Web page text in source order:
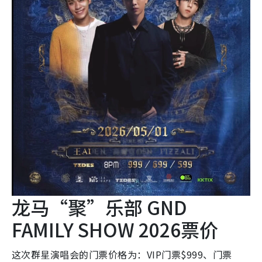
龙马“聚”乐部 GND
FAMILY SHOW 2026票价
这次群星演唱会的门票价格为：VIP门票$999、门票